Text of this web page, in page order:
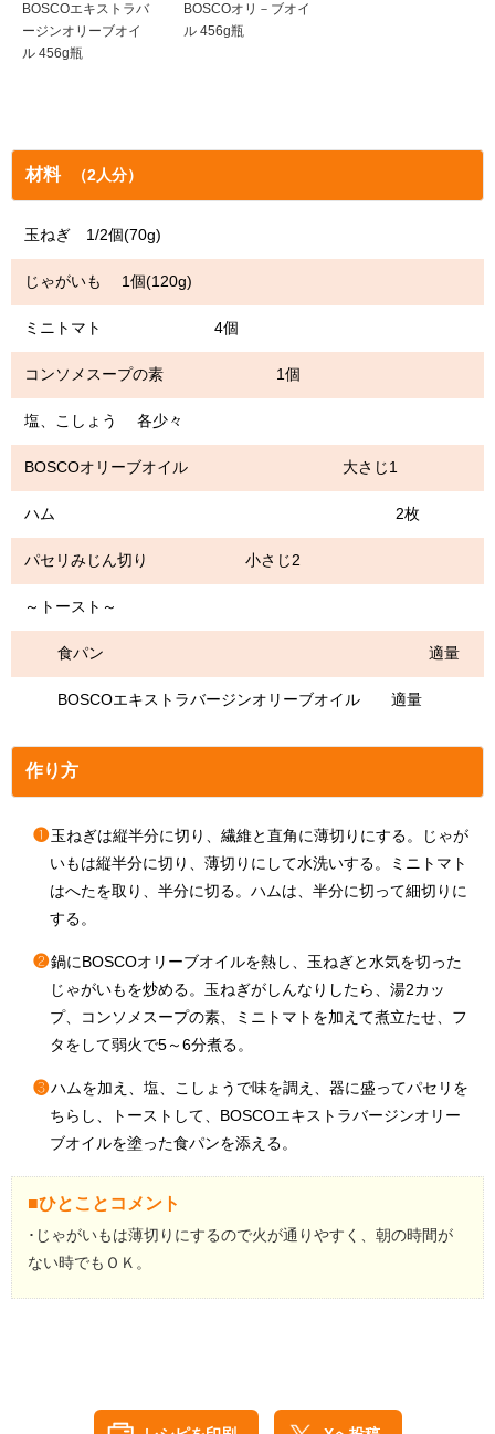
BOSCOエキストラバ
ージンオリーブオイ
ル 456g瓶
BOSCOオリ－ブオイ
ル 456g瓶
材料 （2人分）
玉ねぎ 1/2個(70g)
じゃがいも 1個(120g)
ミニトマト 4個
コンソメスープの素 1個
塩、こしょう 各少々
BOSCOオリーブオイル 大さじ1
ハム 2枚
パセリみじん切り 小さじ2
～トースト～
食パン 適量
BOSCOエキストラバージンオリーブオイル 適量
作り方
❶ 玉ねぎは縦半分に切り、繊維と直角に薄切りにする。じゃが
いもは縦半分に切り、薄切りにして水洗いする。ミニトマト
はへたを取り、半分に切る。ハムは、半分に切って細切りに
する。
❷鍋にBOSCOオリーブオイルを熱し、玉ねぎと水気を切った
じゃがいもを炒める。玉ねぎがしんなりしたら、湯2カッ
プ、コンソメスープの素、ミニトマトを加えて煮立たせ、フ
タをして弱火で5～6分煮る。
❸ハムを加え、塩、こしょうで味を調え、器に盛ってパセリを
ちらし、トーストして、BOSCOエキストラバージンオリー
ブオイルを塗った食パンを添える。
■ひとことコメント
･じゃがいもは薄切りにするので火が通りやすく、朝の時間が
ない時でもＯＫ。